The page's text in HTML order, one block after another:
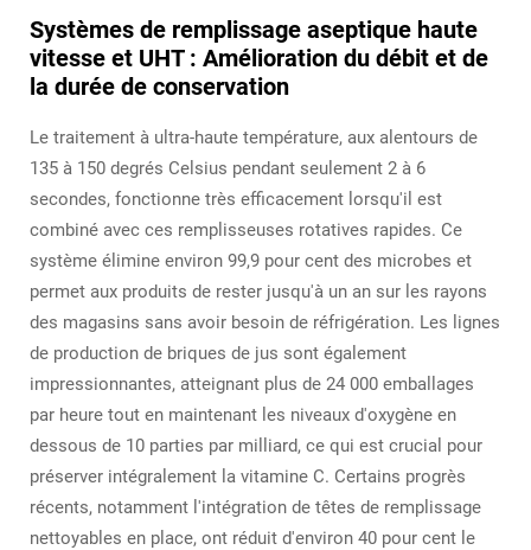
Systèmes de remplissage aseptique haute
vitesse et UHT : Amélioration du débit et de
la durée de conservation
Le traitement à ultra-haute température, aux alentours de
135 à 150 degrés Celsius pendant seulement 2 à 6
secondes, fonctionne très efficacement lorsqu'il est
combiné avec ces remplisseuses rotatives rapides. Ce
système élimine environ 99,9 pour cent des microbes et
permet aux produits de rester jusqu'à un an sur les rayons
des magasins sans avoir besoin de réfrigération. Les lignes
de production de briques de jus sont également
impressionnantes, atteignant plus de 24 000 emballages
par heure tout en maintenant les niveaux d'oxygène en
dessous de 10 parties par milliard, ce qui est crucial pour
préserver intégralement la vitamine C. Certains progrès
récents, notamment l'intégration de têtes de remplissage
nettoyables en place, ont réduit d'environ 40 pour cent le